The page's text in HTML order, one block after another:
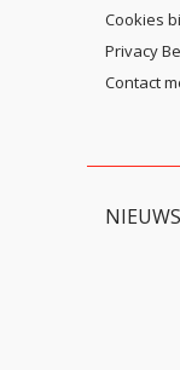
Cookies
Privacy
Contact